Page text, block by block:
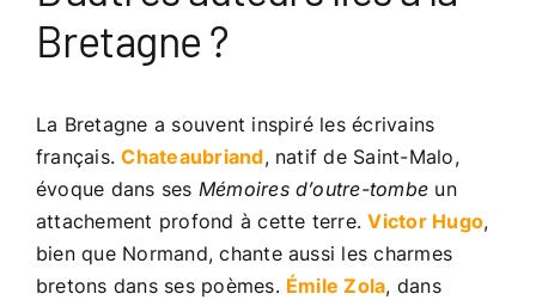
Bretagne ?
La Bretagne a souvent inspiré les écrivains
français.Chateaubriand, natif de Saint-Malo,
évoque dans ses Mémoires d’outre-tombe un
attachement profond à cette terre.Victor Hugo,
bien que Normand, chante aussi les charmes
bretons dans ses poèmes. Émile Zola, dans